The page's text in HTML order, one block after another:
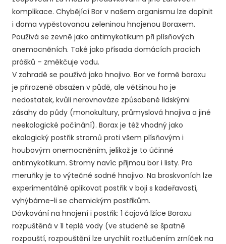
komplikace. Chybějící Bor v našem organismu lze doplnit
i doma vypěstovanou zeleninou hnojenou Boraxem.
Používá se zevně jako antimykotikum při plísňových
onemocněních. Také jako přísada domácích pracích
prášků – změkčuje vodu.
V zahradě se používá jako hnojivo. Bor ve formě boraxu
je přirozeně obsažen v půdě, ale většinou ho je
nedostatek, kvůli nerovnováze způsobené lidskými
zásahy do půdy (monokultury, průmyslová hnojiva a jiné
neekologické počínání). Borax je též vhodný jako
ekologický postřik stromů proti všem plísňovým i
houbovým onemocněním, jelikož je to účinné
antimykotikum. Stromy navíc přijmou bor i listy. Pro
meruňky je to výtečné sodné hnojivo. Na broskvoních lze
experimentálně aplikovat postřik v boji s kadeřavostí,
vyhýbáme-li se chemickým postřikům.
Dávkování na hnojení i postřik: 1 čajová lžíce Boraxu
rozpuštěná v 1l teplé vody (ve studené se špatně
rozpouští, rozpouštění lze urychlit roztlučením zrníček na